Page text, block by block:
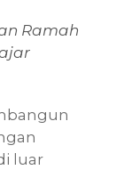
Ramah
luar